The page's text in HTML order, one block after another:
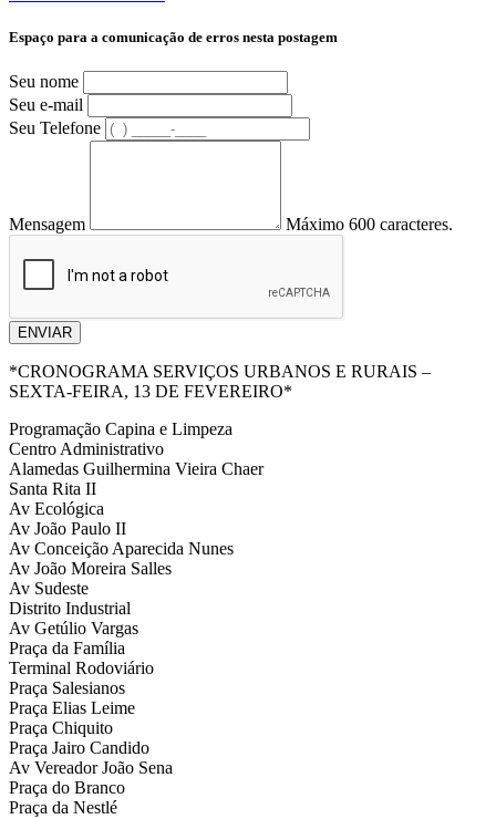
Espaço para a comunicação de erros nesta postagem
Seu nome
Seu e-mail
Seu Telefone
Mensagem Máximo 600 caracteres.
ENVIAR
*CRONOGRAMA SERVIÇOS URBANOS E RURAIS –
SEXTA-FEIRA, 13 DE FEVEREIRO*
Programação Capina e Limpeza
Centro Administrativo
Alamedas Guilhermina Vieira Chaer
Santa Rita II
Av Ecológica
Av João Paulo II
Av Conceição Aparecida Nunes
Av João Moreira Salles
Av Sudeste
Distrito Industrial
Av Getúlio Vargas
Praça da Família
Terminal Rodoviário
Praça Salesianos
Praça Elias Leime
Praça Chiquito
Praça Jairo Candido
Av Vereador João Sena
Praça do Branco
Praça da Nestlé